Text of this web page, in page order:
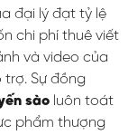
đại lý đạt tỷ lệ
chi phí thuê viết
và video của
trợ. Sự đồng
sào luôn toát
phẩm thượng